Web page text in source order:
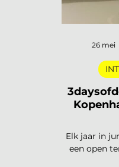
Elk jaar in
een open
26 mei